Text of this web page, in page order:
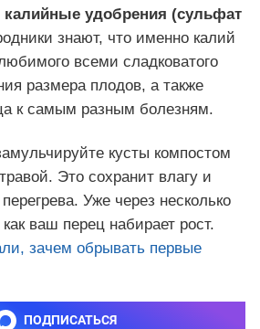
калийные удобрения (сульфат
знают, что именно калий
всеми сладковатого
размера плодов, а также
к самым разным болезням.
кусты компостом
Это сохранит влагу и
Уже через несколько
ваш перец набирает рост.
зачем обрывать первые
ПОДПИСАТЬСЯ